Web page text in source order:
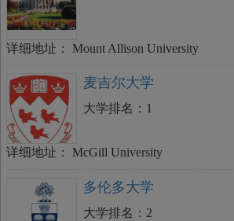
详细地址：
Mount Allison University
麦吉尔大学
大学排名： 1
详细地址：
McGill University
多伦多大学
大学排名： 2